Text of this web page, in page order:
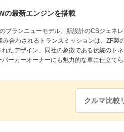
の最新エンジンを搭載
ブランニューモデル。新設計のCSジェ
合わされるトランスミッションは、ZF
たデザイン、同社の象徴である伝統の
ーカーオーナーにも魅力的な車に仕立てら
クルマ比較